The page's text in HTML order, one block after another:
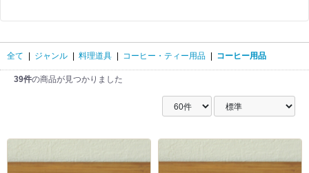
全て | ジャンル | 料理道具 | コーヒー・ティー用品 | コーヒー用品
39件の商品が見つかりました